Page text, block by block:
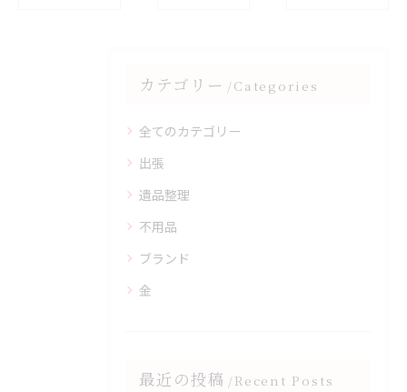
カテゴリー Categories
全てのカテゴリー
出張
遺品整理
不用品
ブランド
金
最近の投稿 Recent Posts